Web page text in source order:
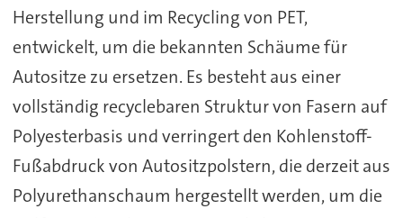
Herstellung und im Recycling von PET,
entwickelt, um die bekannten Schäume für
Autositze zu ersetzen. Es besteht aus einer
vollständig recyclebaren Struktur von Fasern auf
Polyesterbasis und verringert den Kohlenstoff-
Fußabdruck von Autositzpolstern, die derzeit aus
Polyurethanschaum hergestellt werden, um die